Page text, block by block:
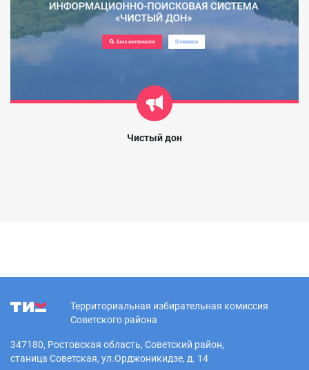
Чистый дон
Территориальная избирательная комиссия
Советского района
347180, Ростовская область, Советский район,
станица Советская, ул.Орджоникидзе, д. 14